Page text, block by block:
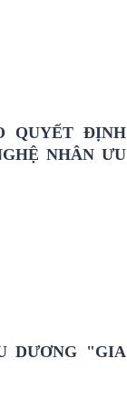
QUYẾT ĐỊNH
NHÂN ƯU
DƯƠNG "GIA